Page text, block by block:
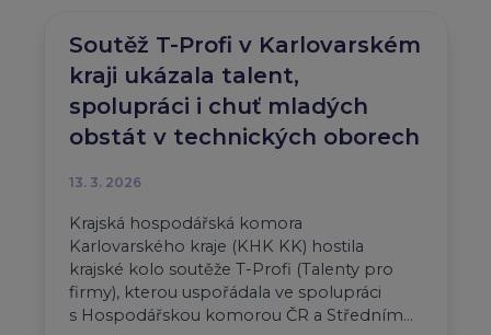
Soutěž T-Profi v Karlovarském
kraji ukázala talent,
spolupráci i chuť mladých
obstát v technických oborech
13. 3. 2026
Krajská hospodářská komora
Karlovarského kraje (KHK KK) hostila
krajské kolo soutěže T-Profi (Talenty pro
firmy), kterou uspořádala ve spolupráci
s Hospodářskou komorou ČR a Středním…